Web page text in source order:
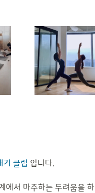
기 클럽 입니다.
에서 마주하는 두려움을 하